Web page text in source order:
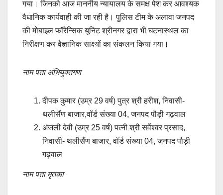
गया। जिनको आज माननीय न्यायालय के समक्ष पेश कर आवश्यक
वैधानिक कार्यवाही की जा रही है। पुलिस टीम के अलावा जनपद
की मोबाइल फॉरेन्सिक यूनिट श्रीनगर द्वारा भी घटनास्थल का
निरीक्षण कर वैज्ञानिक साक्ष्यों का संकलन किया गया।
नाम पता अभियुक्तगण
दीपक कुमार (उम्र 29 वर्ष) पुत्र श्री हरीश, निवासी-
थलीसैंण बाजार,वॉर्ड संख्या 04, जनपद पौड़ी गढ़वाल
अंजली देवी (उम्र 25 वर्ष) पत्नी श्री सर्वेश्वर प्रसाद,
निवासी- थलीसैंण बाजार, वॉर्ड संख्या 04, जनपद पौड़ी
गढ़वाल
नाम पता मृतका